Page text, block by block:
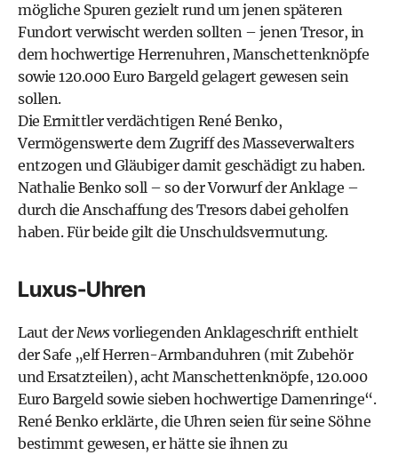
mögliche Spuren gezielt rund um jenen späteren
Fundort verwischt werden sollten – jenen Tresor, in
dem hochwertige Herrenuhren, Manschettenknöpfe
sowie 120.000 Euro Bargeld gelagert gewesen sein
sollen.
Die Ermittler verdächtigen René Benko,
Vermögenswerte dem Zugriff des Masseverwalters
entzogen und Gläubiger damit geschädigt zu haben.
Nathalie Benko soll – so der Vorwurf der Anklage –
durch die Anschaffung des Tresors dabei geholfen
haben. Für beide gilt die Unschuldsvermutung.
Luxus-Uhren
Laut derNewsvorliegenden Anklageschrift enthielt
der Safe „elf Herren-Armbanduhren (mit Zubehör
und Ersatzteilen), acht Manschettenknöpfe, 120.000
Euro Bargeld sowie sieben hochwertige Damenringe“.
René Benko erklärte, die Uhren seien für seine Söhne
bestimmt gewesen, er hätte sie ihnen zu